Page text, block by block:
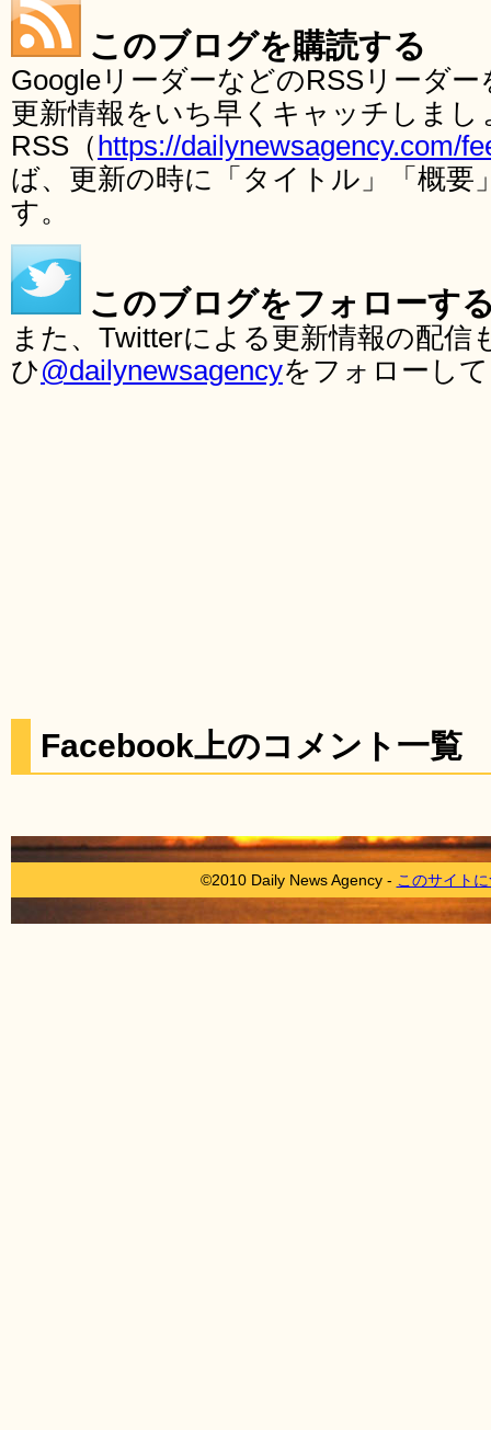
このブログを購読する
GoogleリーダーなどのRSSリーダ
更新情報をいち早くキャッチしま
RSS（ https://dailynewsagency.com/
ば、更新の時に「タイトル」「概要
す。
このブログをフォローす
また、Twitterによる更新情報の配
ひ@dailynewsagencyをフォローし
Facebook上のコメント一覧
©2010 Daily News Agency - このサイト